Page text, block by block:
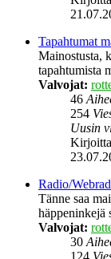
Tapahtumat
Mainostusta,
tapahtumista
Valvojat:
46
254
Uusin
Radio/
Tänne saa
häppeninkejä
Valvojat:
30